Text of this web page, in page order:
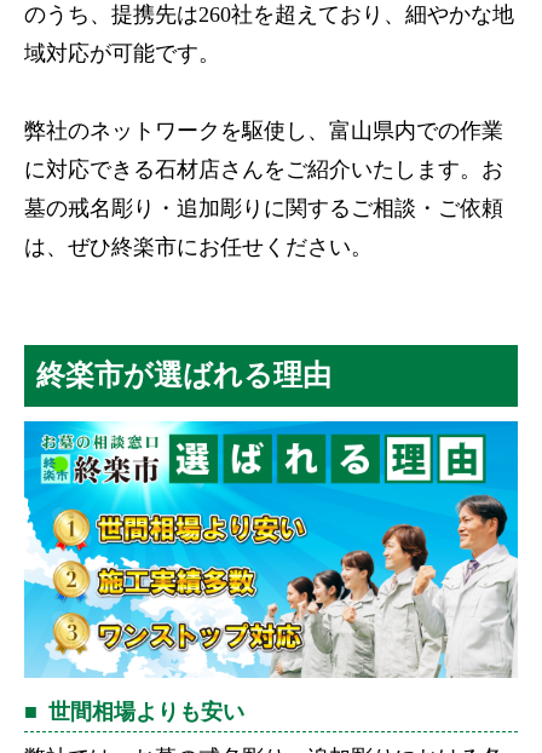
のうち、提携先は260社を超えており、細やかな地
域対応が可能です。
弊社のネットワークを駆使し、富山県内での作業
に対応できる石材店さんをご紹介いたします。お
墓の戒名彫り・追加彫りに関するご相談・ご依頼
は、ぜひ終楽市にお任せください。
終楽市が選ばれる理由
世間相場よりも安い